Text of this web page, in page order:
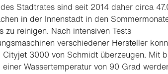
Stadtrates sind seit 2014 daher circa
in der Innenstadt in den
zu reinigen. Nach intensiven Tests
verschiedener Hersteller
Cityjet 3000 von Schmidt überzeugen. Mit
Wassertemperatur von 90 Grad